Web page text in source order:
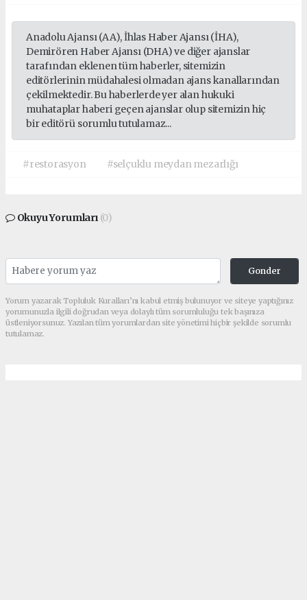
Anadolu Ajansı (AA), İhlas Haber Ajansı (İHA),
Demirören Haber Ajansı (DHA) ve diğer ajanslar
tarafından eklenen tüm haberler, sitemizin
editörlerinin müdahalesi olmadan ajans kanallarından
çekilmektedir. Bu haberlerde yer alan hukuki
muhataplar haberi geçen ajanslar olup sitemizin hiç
bir editörü sorumlu tutulamaz...
#restorasyon #selçuklu meydan mezarlığı
Okuyu Yorumları (0)
Gonder
Yorum yazarak Topluluk Kuralları’nı kabul etmiş bulunuyor ve siteye yaptığınız
yorumunuzla ilgili doğrudan veya dolaylı tüm sorumluluğu tek başınıza
üstleniyorsunuz. Yazılan tüm yorumlardan site yönetimi hiçbir şekilde sorumlu
tutulamaz.